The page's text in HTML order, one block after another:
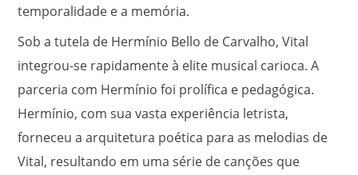
temporalidade e a memória.
Sob a tutela de Hermínio Bello de Carvalho, Vital
integrou-se rapidamente à elite musical carioca. A
parceria com Hermínio foi prolífica e pedagógica.
Hermínio, com sua vasta experiência letrista,
forneceu a arquitetura poética para as melodias de
Vital, resultando em uma série de canções que